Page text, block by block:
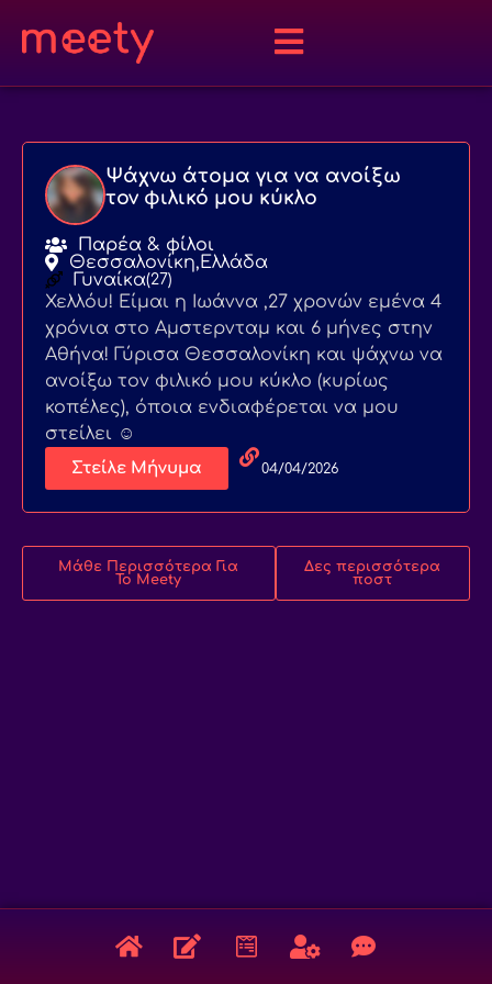
Ψάχνω άτομα για να ανοίξω
τον φιλικό μου κύκλο
Παρέα & φίλοι
Θεσσαλονίκη,Ελλάδα
Γυναίκα(27)
Χελλόυ! Είμαι η Ιωάννα ,27 χρονών εμένα 4
χρόνια στο Αμστερνταμ και 6 μήνες στην
Αθήνα! Γύρισα Θεσσαλονίκη και ψάχνω να
ανοίξω τον φιλικό μου κύκλο (κυρίως
κοπέλες), όποια ενδιαφέρεται να μου
στείλει ☺️
Στείλε Μήνυμα 04/04/2026
Μάθε Περισσότερα Για
Το Meety
Δες περισσότερα
ποστ